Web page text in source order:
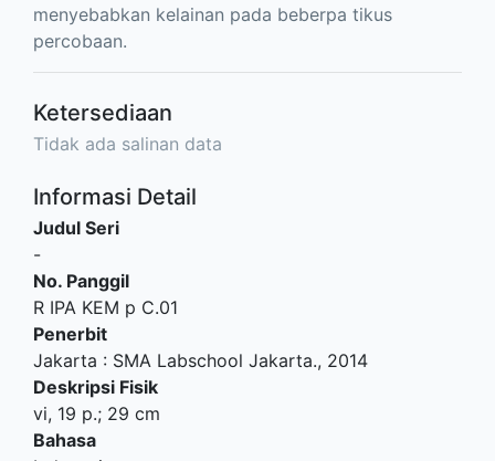
menyebabkan kelainan pada beberpa tikus
percobaan.
Ketersediaan
Tidak ada salinan data
Informasi Detail
Judul Seri
-
No. Panggil
R IPA KEM p C.01
Penerbit
Jakarta : SMA Labschool Jakarta., 2014
Deskripsi Fisik
vi, 19 p.; 29 cm
Bahasa